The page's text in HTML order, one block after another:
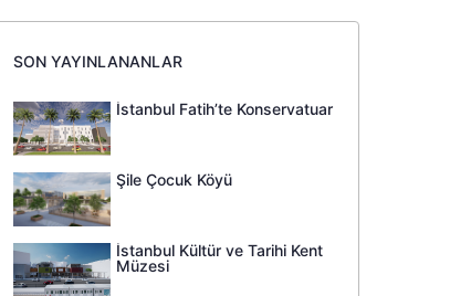
SON YAYINLANANLAR
İstanbul Fatih’te Konservatuar
Şile Çocuk Köyü
İstanbul Kültür ve Tarihi Kent
Müzesi